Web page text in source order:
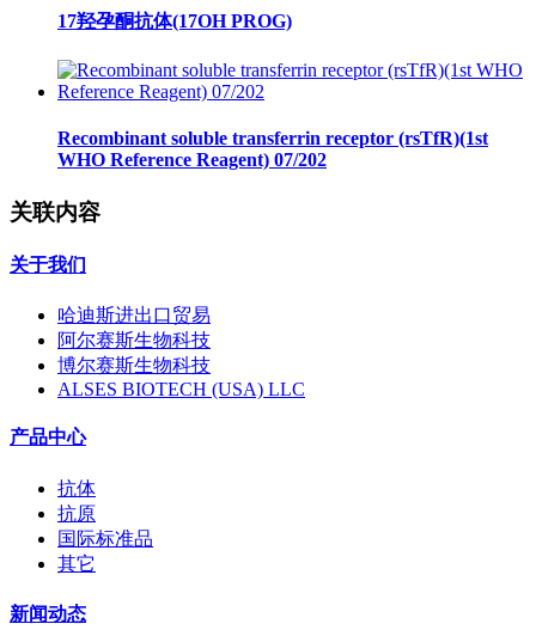
17羟孕酮抗体(17OH PROG)
Recombinant soluble transferrin receptor (rsTfR)(1st
WHO Reference Reagent) 07/202
关联内容
关于我们
哈迪斯进出口贸易
阿尔赛斯生物科技
博尔赛斯生物科技
ALSES BIOTECH (USA) LLC
产品中心
抗体
抗原
国际标准品
其它
新闻动态